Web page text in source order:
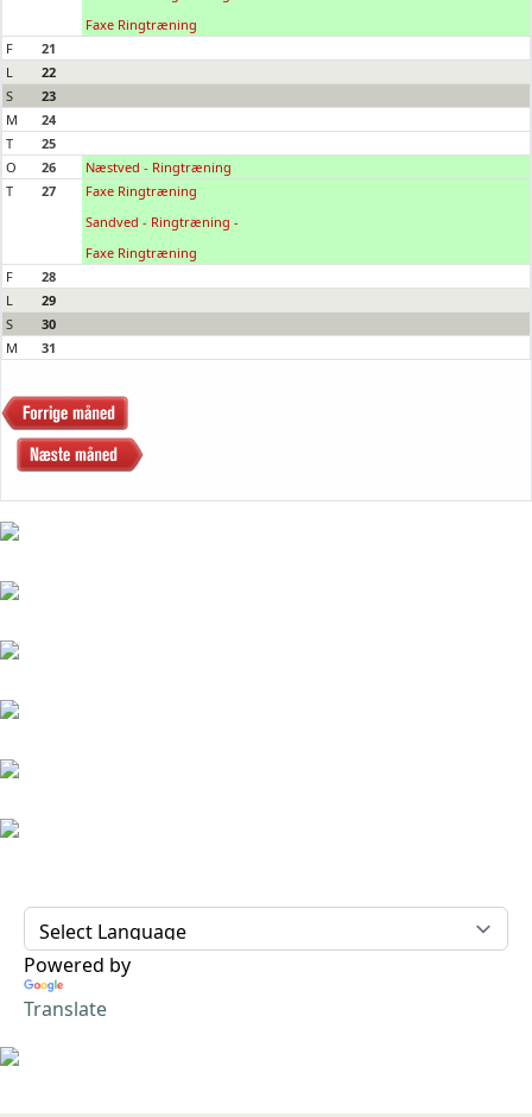
Faxe Ringtræning
F
21
L
22
S
23
M
24
T
25
O
26
Næstved - Ringtræning
T
27
Faxe Ringtræning
Sandved - Ringtræning -
Faxe Ringtræning
F
28
L
29
S
30
M
31
Powered by
Translate